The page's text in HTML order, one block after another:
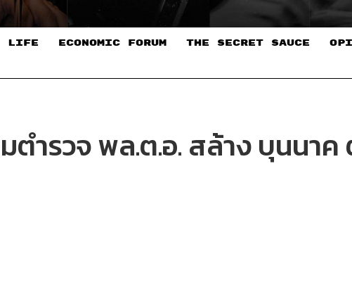
LIFE ECONOMIC FORUM THE SECRET SAUCE​
ตำรวจ พล.ต.อ. สล้าง บุนนา